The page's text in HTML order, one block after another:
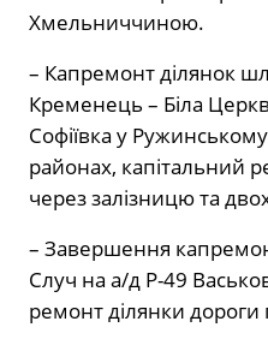
Хмельниччиною.
– Капремонт ділянок
Кременець – Біла
Софіївка у
районах, капітальний
через залізницю та
– Завершення
Случ на а/д Р-49
ремонт ділянки дороги